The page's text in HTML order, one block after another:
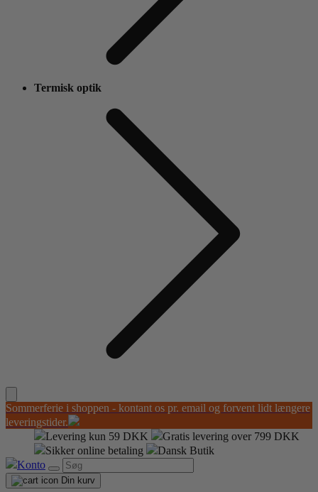
Termisk optik
Sommerferie i shoppen - kontant os pr. email og forvent lidt længere
leveringstider.
Levering kun 59 DKK
Gratis levering over 799 DKK
Sikker online betaling
Dansk Butik
Konto
Din kurv